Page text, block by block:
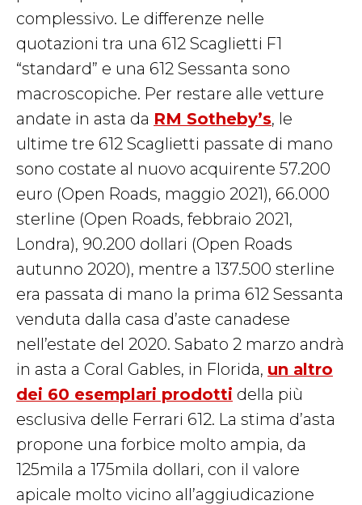
complessivo. Le differenze nelle
quotazioni tra una 612 Scaglietti F1
“standard” e una 612 Sessanta sono
macroscopiche. Per restare alle vetture
andate in asta da RM Sotheby’s, le
ultime tre 612 Scaglietti passate di mano
sono costate al nuovo acquirente 57.200
euro (Open Roads, maggio 2021), 66.000
sterline (Open Roads, febbraio 2021,
Londra), 90.200 dollari (Open Roads
autunno 2020), mentre a 137.500 sterline
era passata di mano la prima 612 Sessanta
venduta dalla casa d’aste canadese
nell’estate del 2020. Sabato 2 marzo andrà
in asta a Coral Gables, in Florida, un altro
dei 60 esemplari prodotti della più
esclusiva delle Ferrari 612. La stima d’asta
propone una forbice molto ampia, da
125mila a 175mila dollari, con il valore
apicale molto vicino all’aggiudicazione